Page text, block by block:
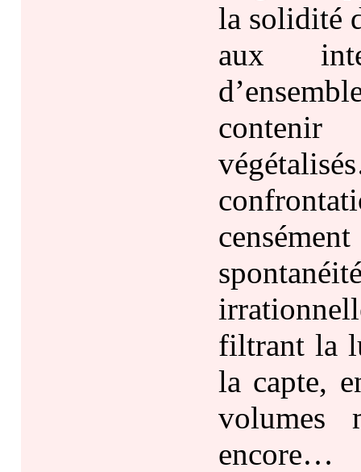
la solidité
aux
contenir
filtrant la
la capte,
volumes
encore…